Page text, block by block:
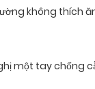
không thích
một tay chống